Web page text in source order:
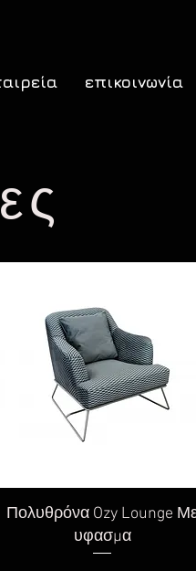
επικοινωνία
Γρήγορη προβολή
Πολυθρόνα Ozy Lounge
υφασμα